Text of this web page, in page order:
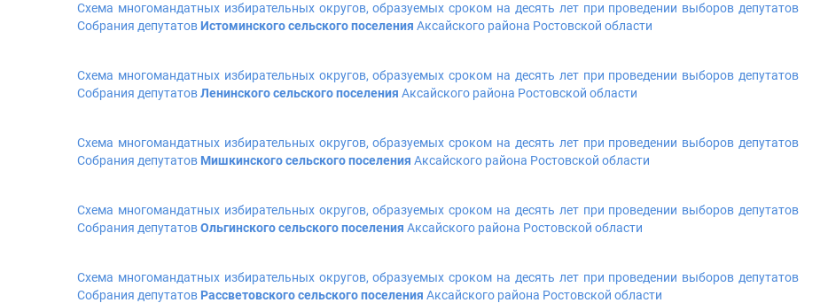
Схема многомандатных избирательных округов, образуемых сроком на десять лет при проведении выборов депутатов
Собрания депутатовИстоминского сельского поселения Аксайского района Ростовской области
Схема многомандатных избирательных округов, образуемых сроком на десять лет при проведении выборов депутатов
Собрания депутатовЛенинского сельского поселения Аксайского района Ростовской области
Схема многомандатных избирательных округов, образуемых сроком на десять лет при проведении выборов депутатов
Собрания депутатов Мишкинского сельского поселения Аксайского района Ростовской области
Схема многомандатных избирательных округов, образуемых сроком на десять лет при проведении выборов депутатов
Собрания депутатовОльгинского сельского поселения Аксайского района Ростовской области
Схема многомандатных избирательных округов, образуемых сроком на десять лет при проведении выборов депутатов
Собрания депутатов Рассветовского сельского поселения Аксайского района Ростовской области